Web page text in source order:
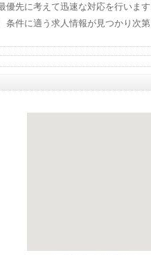
先に考えて迅速な対応を行います
件に適う求人情報が見つかり次第